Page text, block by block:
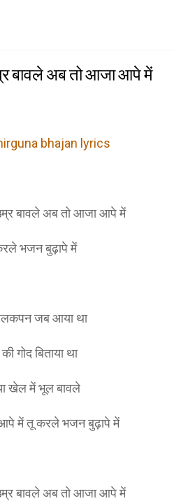
बावले अब तो आजा आपे में
bhajan lyrics
उम्र बावले अब तो आजा आपे में
भजन बुढ़ापे में
जब आया था
गोद बिताया था
खेल में भूल बावले
में तू करले भजन बुढ़ापे में
उम्र बावले अब तो आजा आपे में